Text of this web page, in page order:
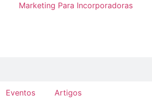
Marketing Para Incorporadoras
Eventos Artigos